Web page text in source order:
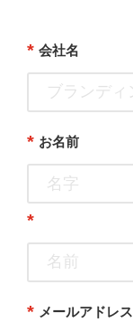
* 会社名
* お名前
*
* メールアドレス